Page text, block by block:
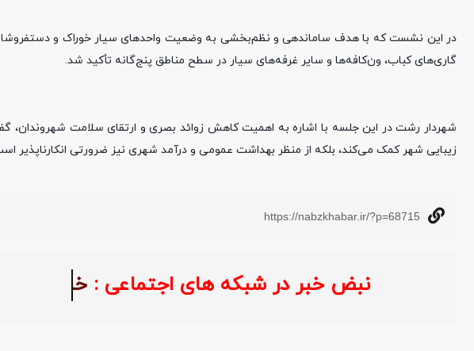
در این نشست که با هدف ساماندهی و نظم‌بخشی به وضعیت واحدهای سیار خوراک و
گاری‌های کباب، ون‌کافه‌ها و سایر غرفه‌های سیار در سطح مناطق پنج‌گانه تأکید شد.
شهردار رشت در این جلسه با اشاره به اهمیت کاهش زوائد بصری و ارتقای سلامت شهروندان،
زیبایی شهر کمک می‌کند، بلکه از منظر بهداشت عمومی و درآمد شهری نیز ضرورتی انکارناپذیر
https://nabzkhabar.ir/?p=68715
نبض خبر در شبکه های اجتماعی : خبر فوری